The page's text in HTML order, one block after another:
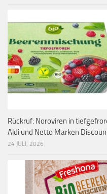
Rückruf: Noroviren in
Aldi und Netto Marken
24 JULI, 2026